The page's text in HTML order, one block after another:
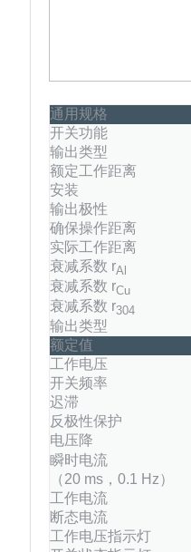
通用规格
开关功能
输出类型
额定工作距离
安装
输出极性
确保操作距离
实际工作距离
衰减系数 rAl
衰减系数 rCu
衰减系数 r304
输出类型
额定值
工作电压
开关频率
迟滞
反极性保护
电压降
瞬时电流
（20 ms，0.1 Hz）
工作电流
断态电流
工作电压指示灯